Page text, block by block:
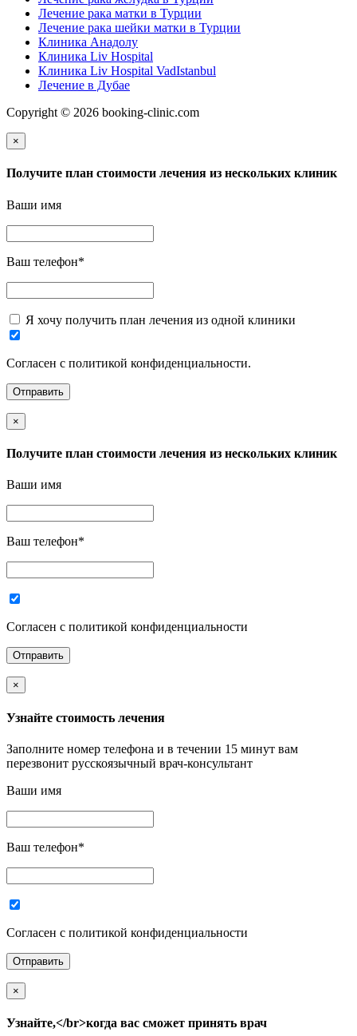
Лечение рака матки в Турции
Лечение рака шейки матки в Турции
Клиника Анадолу
Клиника Liv Hospital
Клиника Liv Hospital VadIstanbul
Лечение в Дубае
Copyright © 2026 booking-clinic.com
×
Получите план стоимости лечения из нескольких клиник
Ваши имя
Ваш телефон*
Я хочу получить план лечения из одной клиники
Согласен с политикой конфиденциальности.
×
Получите план стоимости лечения из нескольких клиник
Ваши имя
Ваш телефон*
Согласен с политикой конфиденциальности
×
Узнайте стоимость лечения
Заполните номер телефона и в течении 15 минут вам
перезвонит русскоязычный врач-консультант
Ваши имя
Ваш телефон*
Согласен с политикой конфиденциальности
×
Узнайте,</br>когда вас сможет принять врач